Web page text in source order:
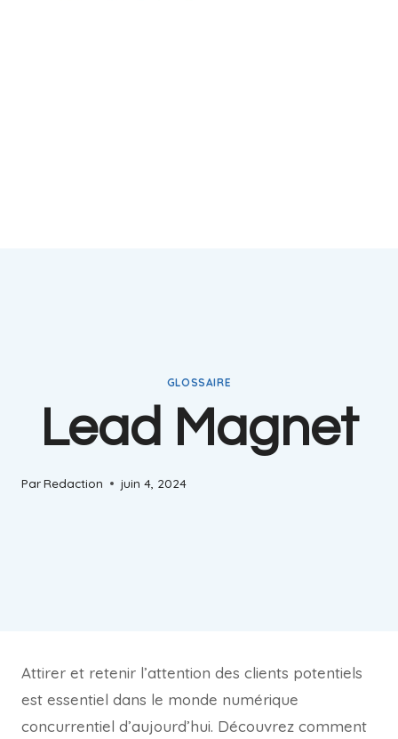
GLOSSAIRE
Lead Magnet
ParRedaction juin 4, 2024
Attirer et retenir l’attention des clients potentiels
est essentiel dans le monde numérique
concurrentiel d’aujourd’hui. Découvrez comment